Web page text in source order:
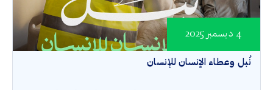
نُبل وعطاء الإنسان للإنسان
4 ديسمبر 2025